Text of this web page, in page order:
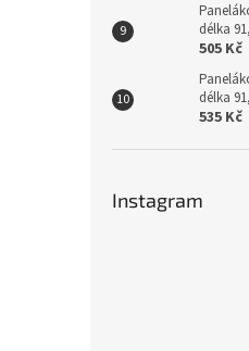
délka
505 Kč
délka
535 Kč
Instagram